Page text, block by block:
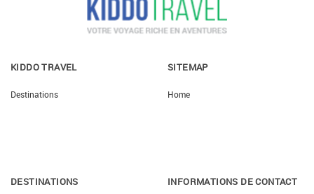
KIDDO TRAVEL
Destinations
SITEMAP
Home
DESTINATIONS INFORMATIONS DE CONTACT